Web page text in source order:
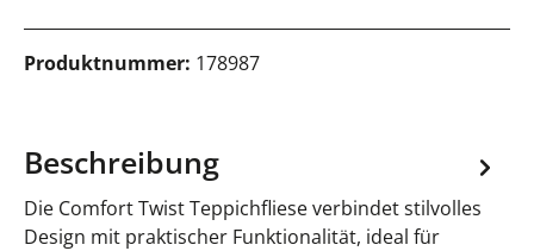
Produktnummer: 178987
Beschreibung
Die Comfort Twist Teppichfliese verbindet stilvolles
Design mit praktischer Funktionalität, ideal für